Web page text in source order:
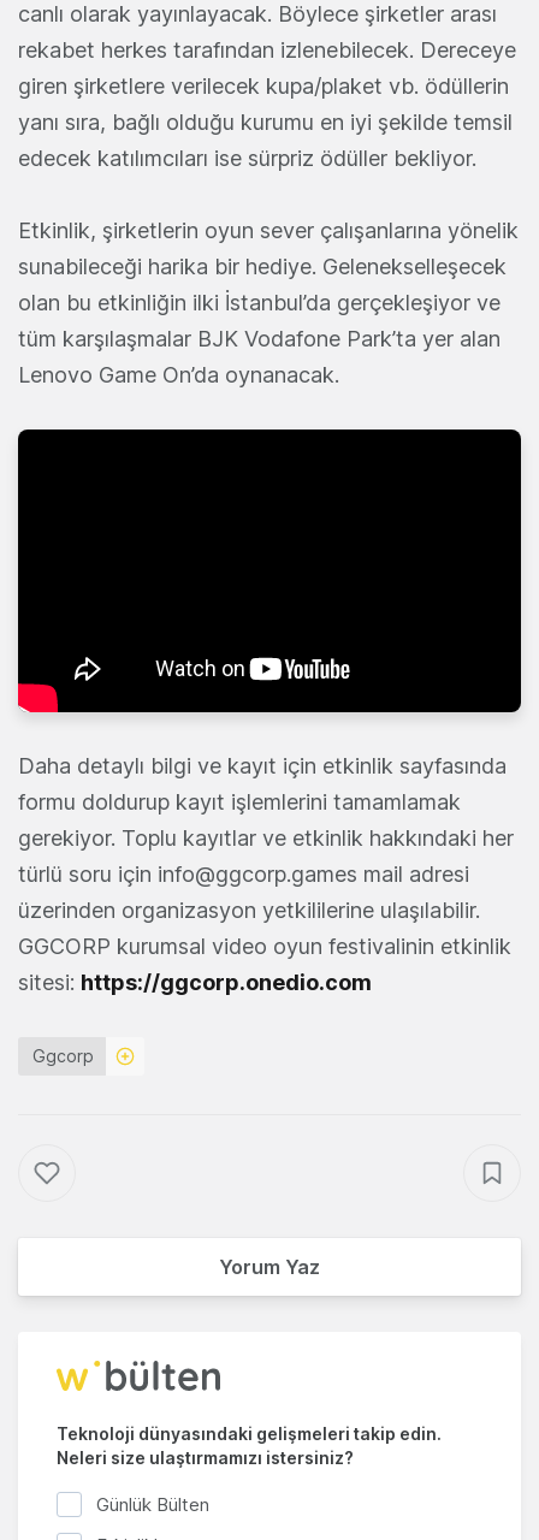
canlı olarak yayınlayacak. Böylece şirketler arası
rekabet herkes tarafından izlenebilecek. Dereceye
giren şirketlere verilecek kupa/plaket vb. ödüllerin
yanı sıra, bağlı olduğu kurumu en iyi şekilde temsil
edecek katılımcıları ise sürpriz ödüller bekliyor.
Etkinlik, şirketlerin oyun sever çalışanlarına yönelik
sunabileceği harika bir hediye. Gelenekselleşecek
olan bu etkinliğin ilki İstanbul’da gerçekleşiyor ve
tüm karşılaşmalar BJK Vodafone Park’ta yer alan
Lenovo Game On’da oynanacak.
Daha detaylı bilgi ve kayıt için etkinlik sayfasında
formu doldurup kayıt işlemlerini tamamlamak
gerekiyor. Toplu kayıtlar ve etkinlik hakkındaki her
türlü soru için info@ggcorp.games mail adresi
üzerinden organizasyon yetkililerine ulaşılabilir.
GGCORP kurumsal video oyun festivalinin etkinlik
sitesi: https://ggcorp.onedio.com
Ggcorp
Yorum Yaz
Teknoloji dünyasındaki gelişmeleri takip edin.
Neleri size ulaştırmamızı istersiniz?
Günlük Bülten